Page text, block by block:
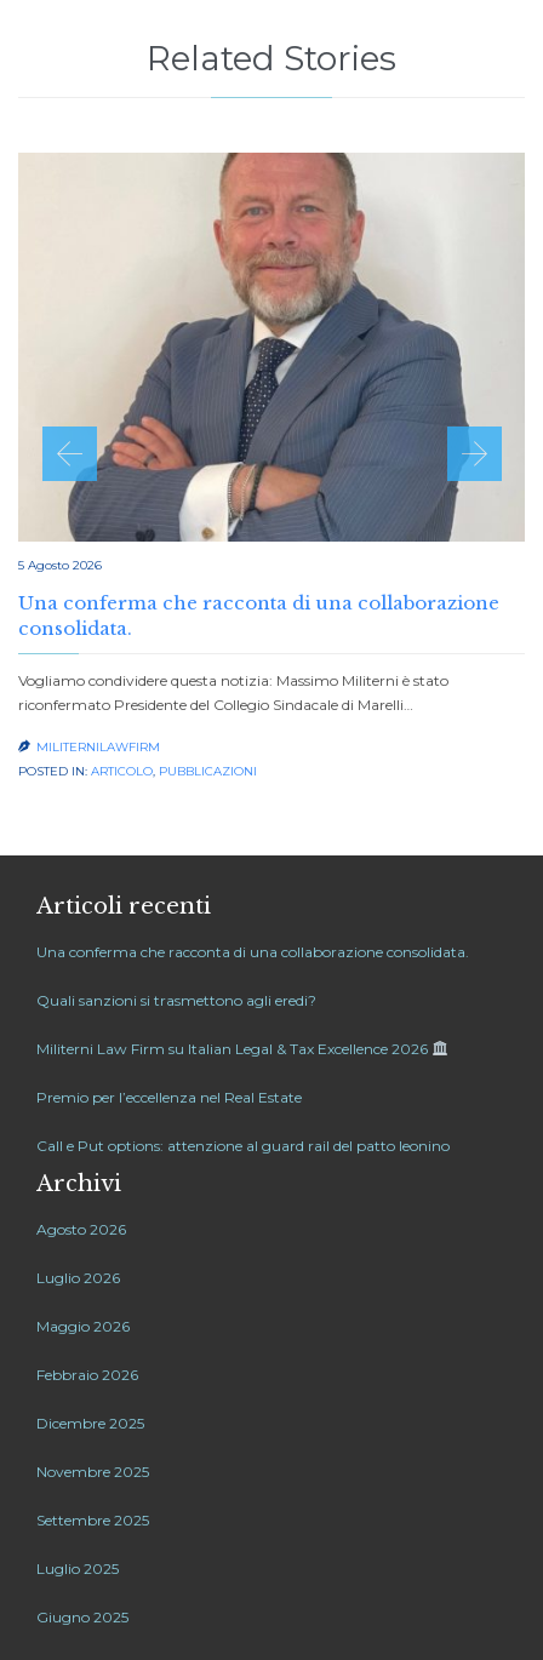
Related Stories
5 Agosto 2026
Una conferma che racconta di una collaborazione
consolidata.
Vogliamo condividere questa notizia: Massimo Militerni è stato
riconfermato Presidente del Collegio Sindacale di Marelli…
 MILITERNILAWFIRM
POSTED IN: ARTICOLO, PUBBLICAZIONI
Articoli recenti
Una conferma che racconta di una collaborazione consolidata.
Quali sanzioni si trasmettono agli eredi?
Militerni Law Firm su Italian Legal & Tax Excellence 2026
Premio per l’eccellenza nel Real Estate
Call e Put options: attenzione al guard rail del patto leonino
Archivi
Agosto 2026
Luglio 2026
Maggio 2026
Febbraio 2026
Dicembre 2025
Novembre 2025
Settembre 2025
Luglio 2025
Giugno 2025